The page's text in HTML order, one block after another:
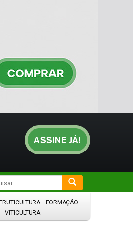
FRUTICULTURA
FORMAÇÃO
VITICULTURA